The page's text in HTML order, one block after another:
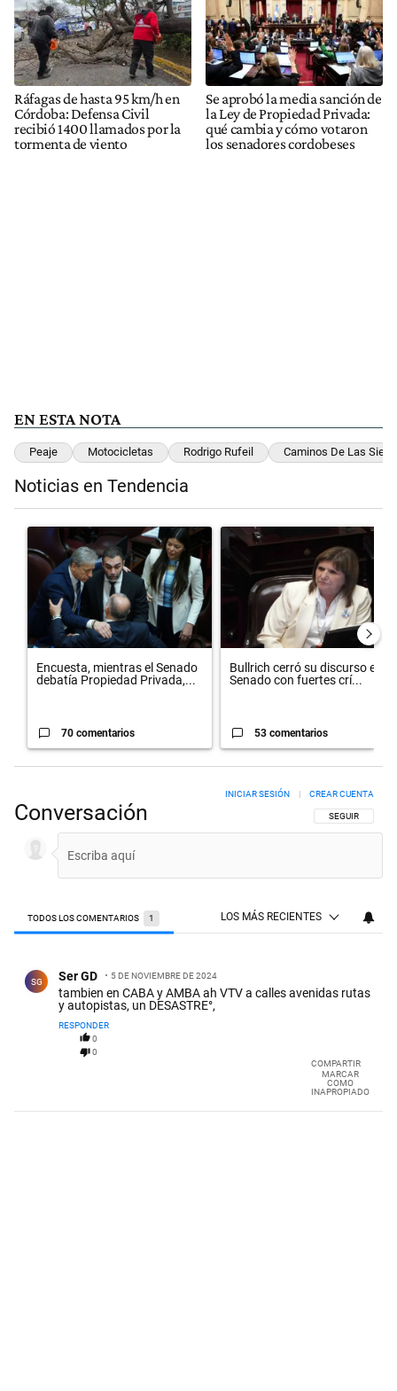
Ráfagas de hasta 95 km/h en
Córdoba: Defensa Civil
recibió 1400 llamados por la
tormenta de viento
Se aprobó la media sanción de
la Ley de Propiedad Privada:
qué cambia y cómo votaron
los senadores cordobeses
EN ESTA NOTA
Peaje Motocicletas Rodrigo Rufeil Caminos De Las
Noticias en Tendencia
Un artículo de tendencia con el título "Encuesta, mientras el
Encuesta, mientras el Senado
debatía Propiedad Privada,...
70 comentarios
Un artículo de tendencia con el
Bullrich cerró su discurso en el
Senado con fuertes crí...
53 comentarios
Conversación SIGA ESTA
SEGUIR
INICIAR SESIÓN | CREAR CUENTA
TODOS LOS COMENTARIOS 1 LOS MÁS RECIENTES
SG Ser GD 5 DE NOVIEMBRE DE 2024
tambien en CABA y AMBA ah VTV a calles avenidas rutas
y autopistas, un DESASTRE°,
RESPONDER
0
0
COMPARTIR
MARCAR
COMO
INAPROPIADO